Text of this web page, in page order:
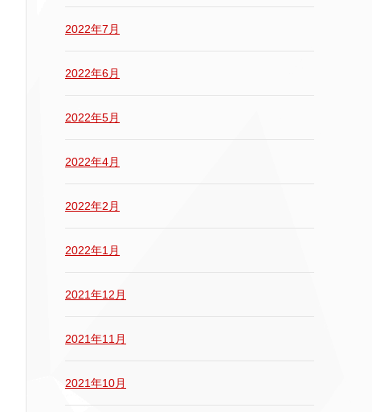
2022年7月
2022年6月
2022年5月
2022年4月
2022年2月
2022年1月
2021年12月
2021年11月
2021年10月